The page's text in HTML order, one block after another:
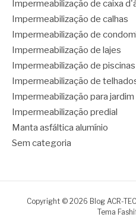
Impermeabilização de caixa
Impermeabilização de calhas
Impermeabilização de
Impermeabilização de lajes
Impermeabilização de piscinas
Impermeabilização de
Impermeabilização para jardim
Impermeabilização predial
Manta asfáltica alumínio
Sem categoria
Copyright © 2026 Blog ACR-
Tema